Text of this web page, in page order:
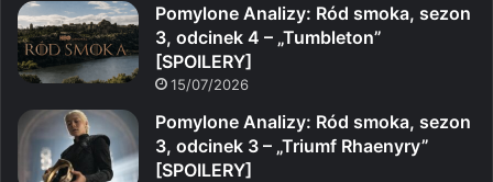
Pomylone Analizy: Ród smoka, sezon
3, odcinek 4 – „Tumbleton”
[SPOILERY]
15/07/2026
Pomylone Analizy: Ród smoka, sezon
3, odcinek 3 – „Triumf Rhaenyry”
[SPOILERY]